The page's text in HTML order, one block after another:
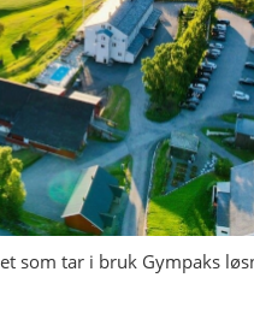
som tar i bruk Gympaks